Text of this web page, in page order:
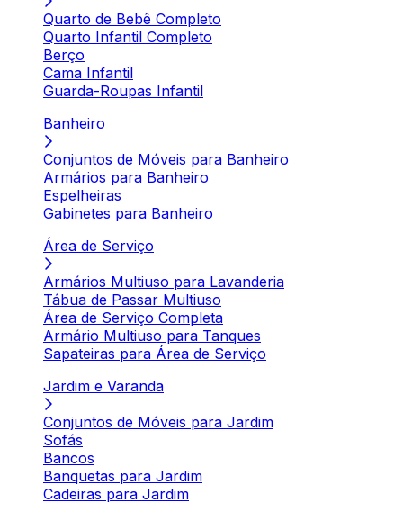
Quarto de Bebê Completo
Quarto Infantil Completo
Berço
Cama Infantil
Guarda-Roupas Infantil
Banheiro
Conjuntos de Móveis para Banheiro
Armários para Banheiro
Espelheiras
Gabinetes para Banheiro
Área de Serviço
Armários Multiuso para Lavanderia
Tábua de Passar Multiuso
Área de Serviço Completa
Armário Multiuso para Tanques
Sapateiras para Área de Serviço
Jardim e Varanda
Conjuntos de Móveis para Jardim
Sofás
Bancos
Banquetas para Jardim
Cadeiras para Jardim